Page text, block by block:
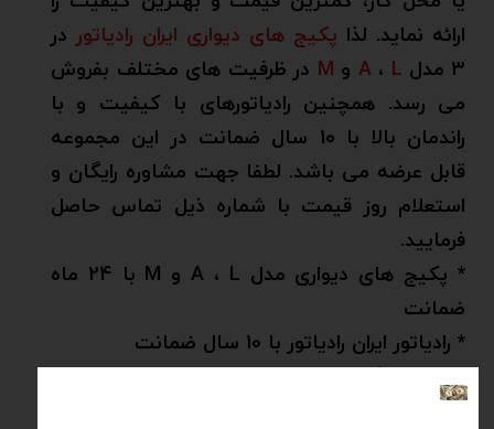
ارائه نماید. لذا پکیج های دیواری ایران رادیاتور در
3 مدل
A، L و M در ظرفیت های مختلف بفروش
می رسد. همچنین رادیاتورهای با کیفیت و با
راندمان بالا با 10 سال ضمانت در این مجموعه
قابل عرضه می باشد. لطفا جهت مشاوره رایگان و
استعلام روز قیمت با شماره ذیل تماس حاصل
فرمایید.
* پکیج های دیواری مدل A ، L و M با 24 ماه
ضمانت
* رادیاتور ایران رادیاتور با 10 سال ضمانت
* نصب رایگان
* بهترین خدمات پس از فروش در قزوین